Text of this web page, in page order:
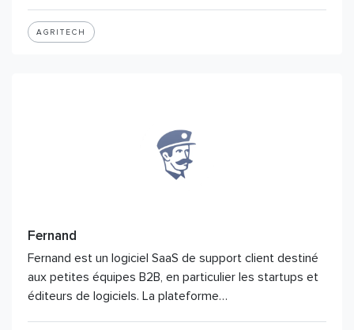
AGRITECH
Fernand
Fernand est un logiciel SaaS de support client destiné
aux petites équipes B2B, en particulier les startups et
éditeurs de logiciels. La plateforme…